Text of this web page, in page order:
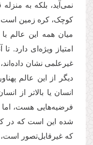
نمی‌آید، بلکه به
کوچک، کره زمین است
میان همه این عالم
امتیاز ویژه‌ای دارد.
غیرعلمی نشان
دیگر از این عالم
انسان یا بالاتر از
فرضیه‌هایی هست، اما
شده این است که در
که غیرقابل‌تصور